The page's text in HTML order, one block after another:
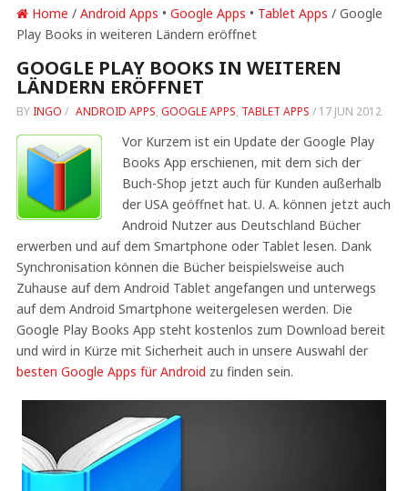
Home / Android Apps • Google Apps • Tablet Apps / Google
Play Books in weiteren Ländern eröffnet
GOOGLE PLAY BOOKS IN WEITEREN
LÄNDERN ERÖFFNET
BY INGO / ANDROID APPS, GOOGLE APPS, TABLET APPS / 17 JUN 2012
Vor Kurzem ist ein Update der Google Play
Books App erschienen, mit dem sich der
Buch-Shop jetzt auch für Kunden außerhalb
der USA geöffnet hat. U. A. können jetzt auch
Android Nutzer aus Deutschland Bücher
erwerben und auf dem Smartphone oder Tablet lesen. Dank
Synchronisation können die Bücher beispielsweise auch
Zuhause auf dem Android Tablet angefangen und unterwegs
auf dem Android Smartphone weitergelesen werden. Die
Google Play Books App steht kostenlos zum Download bereit
und wird in Kürze mit Sicherheit auch in unsere Auswahl der
besten Google Apps für Android zu finden sein.